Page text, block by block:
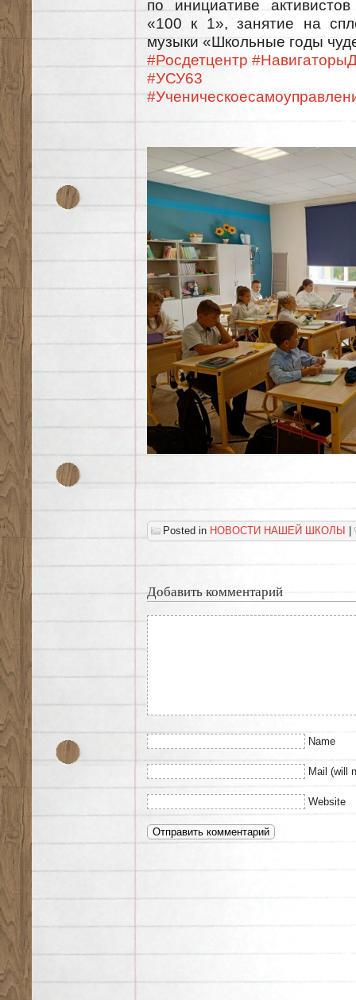
по инициативе
«100 к 1», занятие на
музыки «Школьные годы
#Росдетцентр
#УСУ63
Posted in НОВОСТИ НАШЕЙ ШКОЛЫ |
Добавить комментарий
Name
Mail (will
Website